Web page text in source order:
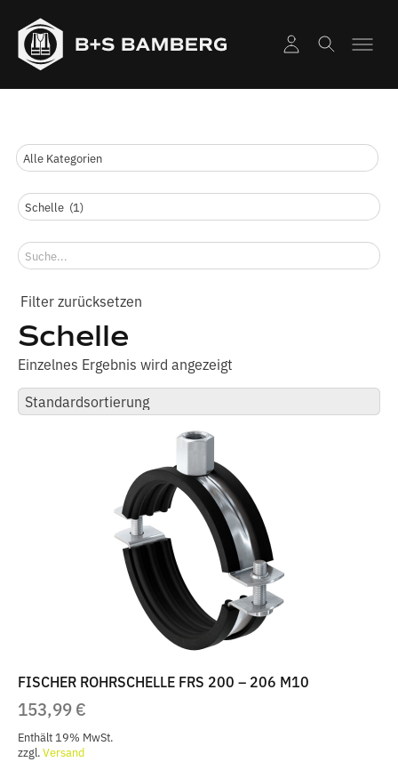
Schelle
Einzelnes Ergebnis wird angezeigt
FISCHER ROHRSCHELLE FRS 200 – 206 M10
153,99€
Enthält 19% MwSt.
zzgl.Versand